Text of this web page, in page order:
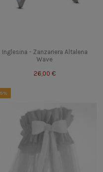
Inglesina - Zanzariera Altalena
Wave
26,00 €